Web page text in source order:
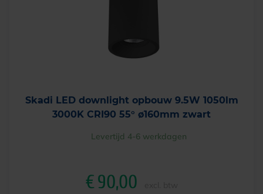
Skadi LED downlight opbouw 9.5W 1050lm
3000K CRI90 55° ø160mm zwart
Levertijd 4-6 werkdagen
€90,00